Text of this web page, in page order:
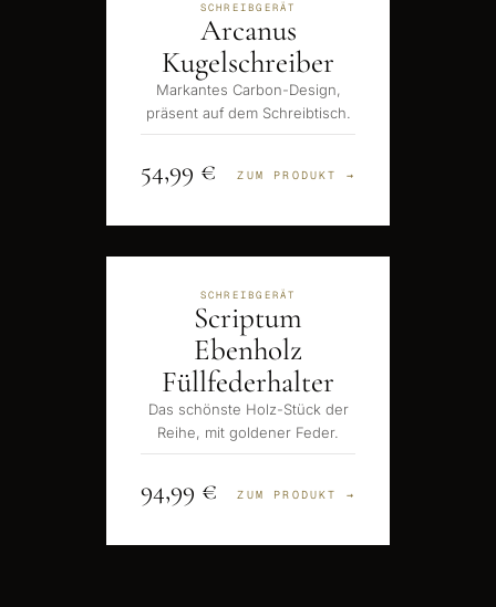
SCHREIBGERÄT
Arcanus
Kugelschreiber
Markantes Carbon-Design,
präsent auf dem Schreibtisch.
54,99 € ZUM PRODUKT →
SCHREIBGERÄT
Scriptum
Ebenholz
Füllfederhalter
Das schönste Holz-Stück der
Reihe, mit goldener Feder.
94,99 € ZUM PRODUKT →